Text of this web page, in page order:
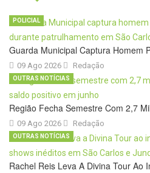
Guarda Municipal Captura Homem
09 Ago 2026
POLICIAL
Redação
Região Fecha Semestre Com 2,7
09 Ago 2026
OUTRAS NOTÍCIAS
Redação
Rachel Reis Leva A Divina Tour Ao
OUTRAS NOTÍCIAS